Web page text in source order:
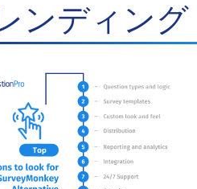
ンディング